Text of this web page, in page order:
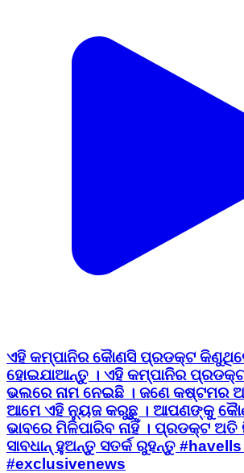
ଏହି କମ୍ପାନିର କୈାଣସି ପ୍ରଡକ୍ଟ
ହୋଇଯାଆନ୍ତୁ । ଏହି କମ୍ପାନିର
ଭଲରେ ନାମ ନେଇଛି । ଜଣେ କଷ୍ଟମର
ଆମେ ଏହି ନ୍ୟୁଜ କରୁଛୁ । ଆପଣଙ୍କୁ
ଭାବରେ ମିଳିପାରିବ ନାହିଁ । ପ୍ରଡକ୍ଟ ଅତି
ସାବଧାନ୍ ହୁଅନ୍ତୁ ସତର୍କ ରୁହନ୍ତୁ
#exclusivenews